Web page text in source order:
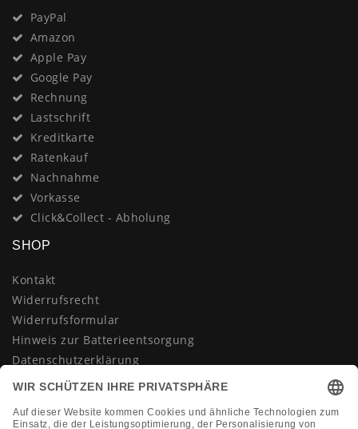
PayPal
Amazon
Apple Pay
Google Pay
Rechnung
Lastschrift
Kreditkarte
Ratenkauf
Nachnahme
Vorkasse
Click&Collect - Abholung
SHOP
Kontakt
Widerrufsrecht
Widerrufsformular
Hinweis zur Batterieentsorgung
Datenschutzerklärung
AGB